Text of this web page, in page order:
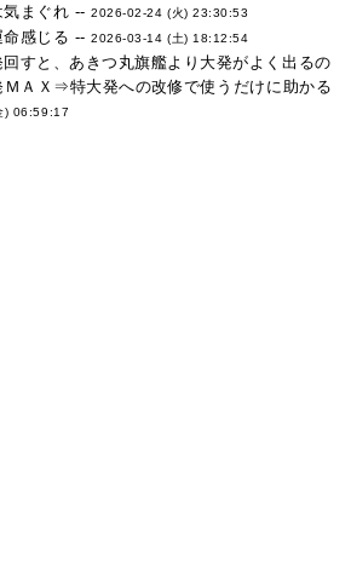
気まぐれ --2026-02-24 (火) 23:30:53
命感じる --2026-03-14 (土) 18:12:54
すと、あきつ丸旗艦より大発がよく出るの
ＭＡＸ⇒特大発への改修で使うだけに助かる
) 06:59:17